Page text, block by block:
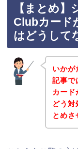
【まとめ
Clubカード
はどうして
いかが
記事
カー
どう対
とめさ